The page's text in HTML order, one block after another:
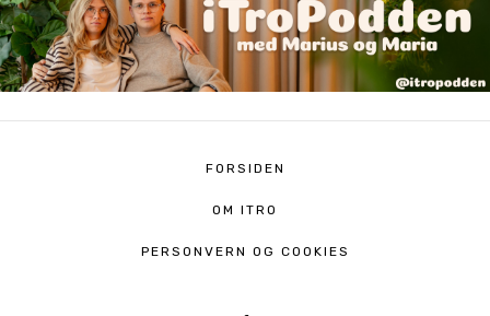
FORSIDEN
OM ITRO
PERSONVERN OG COOKIES